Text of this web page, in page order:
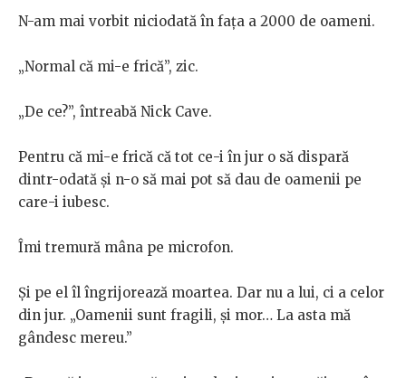
N-am mai vorbit niciodată în fața a 2000 de oameni.
„Normal că mi-e frică”, zic.
„De ce?”, întreabă Nick Cave.
Pentru că mi-e frică că tot ce-i în jur o să dispară
dintr-odată și n-o să mai pot să dau de oamenii pe
care-i iubesc.
Îmi tremură mâna pe microfon.
Și pe el îl îngrijorează moartea. Dar nu a lui, ci a celor
din jur. „Oamenii sunt fragili, și mor… La asta mă
gândesc mereu.”